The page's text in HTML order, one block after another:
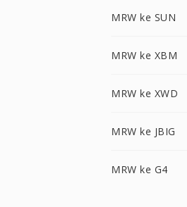
MRW ke SUN
MRW ke XBM
MRW ke XWD
MRW ke JBIG
MRW ke G4